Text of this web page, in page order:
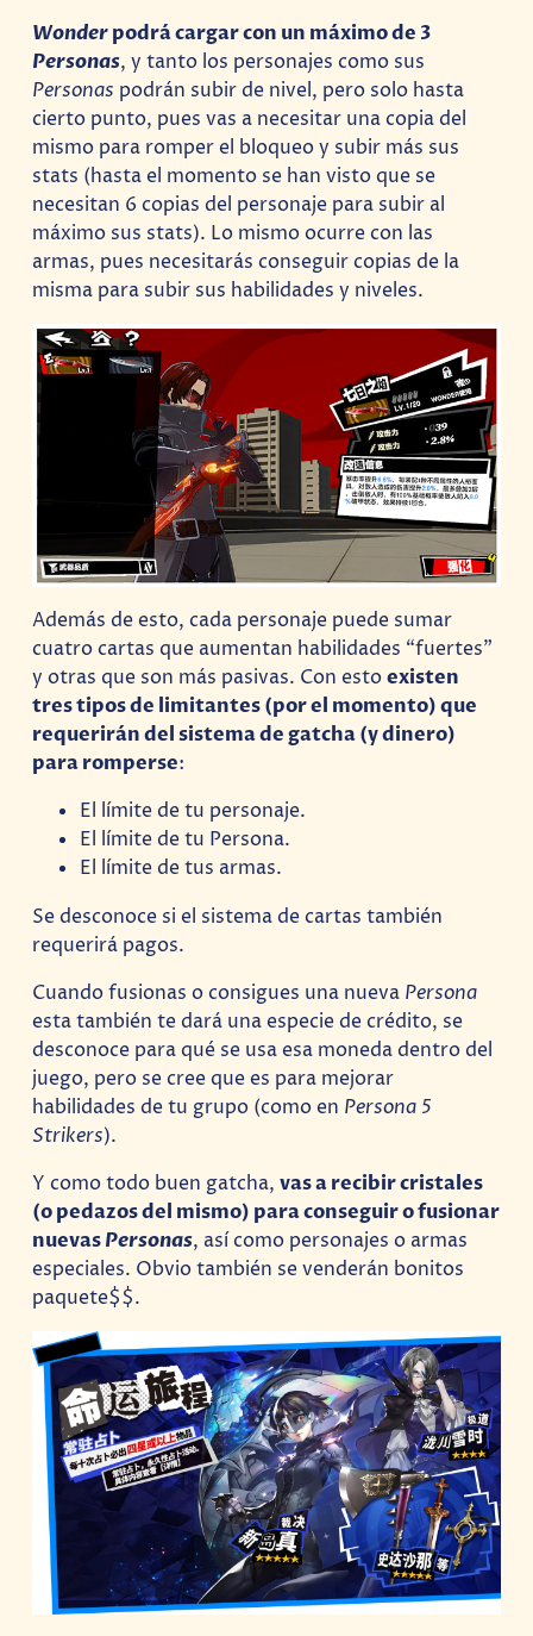
Wonderpodrá cargar con un máximo de 3
Personas, y tanto los personajes como sus
Personas podrán subir de nivel, pero solo hasta
cierto punto, pues vas a necesitar una copia del
mismo para romper el bloqueo y subir más sus
stats (hasta el momento se han visto que se
necesitan 6 copias del personaje para subir al
máximo sus stats). Lo mismo ocurre con las
armas, pues necesitarás conseguir copias de la
misma para subir sus habilidades y niveles.
Además de esto, cada personaje puede sumar
cuatro cartas que aumentan habilidades “fuertes”
y otras que son más pasivas. Con estoexisten
tres tipos de limitantes (por el momento) que
requerirán del sistema de gatcha (y dinero)
para romperse:
El límite de tu personaje.
El límite de tu Persona.
El límite de tus armas.
Se desconoce si el sistema de cartas también
requerirá pagos.
Cuando fusionas o consigues una nueva Persona
esta también te dará una especie de crédito, se
desconoce para qué se usa esa moneda dentro del
juego, pero se cree que es para mejorar
habilidades de tu grupo (como en Persona 5
Strikers).
Y como todo buen gatcha,vas a recibir cristales
(o pedazos del mismo) para conseguir o fusionar
nuevasPersonas, así como personajes o armas
especiales. Obvio también se venderán bonitos
paquete$$.